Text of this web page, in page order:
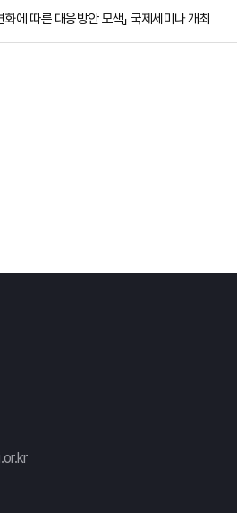
에 따른 대응방안 모색」 국제세미나 개최